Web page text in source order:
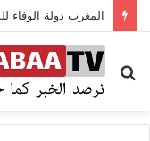
المغرب دولة الوفاء
بحث
عن